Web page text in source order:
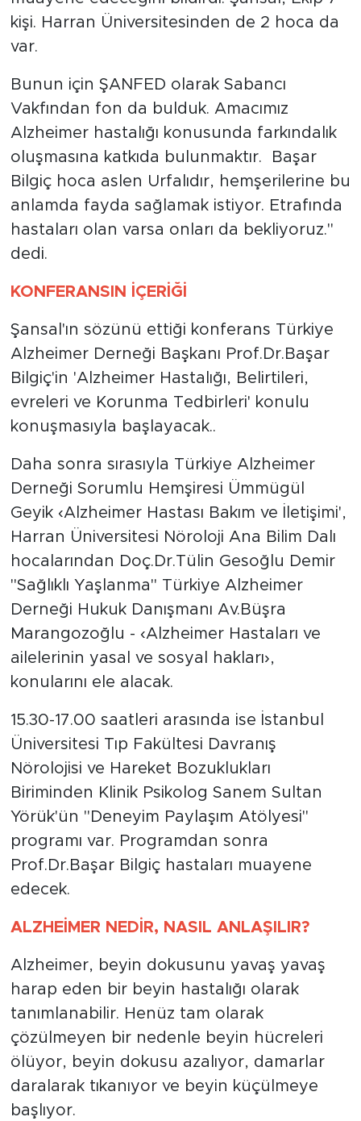
kişi. Harran Üniversitesinden de 2 hoca da
var.
Bunun için ŞANFED olarak Sabancı
Vakfından fon da bulduk. Amacımız
Alzheimer hastalığı konusunda farkındalık
oluşmasına katkıda bulunmaktır. Başar
Bilgiç hoca aslen Urfalıdır, hemşerilerine bu
anlamda fayda sağlamak istiyor. Etrafında
hastaları olan varsa onları da bekliyoruz.''
dedi.
KONFERANSIN İÇERİĞİ
Şansal'ın sözünü ettiği konferans Türkiye
Alzheimer Derneği Başkanı Prof.Dr.Başar
Bilgiç'in 'Alzheimer Hastalığı, Belirtileri,
evreleri ve Korunma Tedbirleri' konulu
konuşmasıyla başlayacak..
Daha sonra sırasıyla Türkiye Alzheimer
Derneği Sorumlu Hemşiresi Ümmügül
Geyik ‹Alzheimer Hastası Bakım ve İletişimi',
Harran Üniversitesi Nöroloji Ana Bilim Dalı
hocalarından Doç.Dr.Tülin Gesoğlu Demir
"Sağlıklı Yaşlanma" Türkiye Alzheimer
Derneği Hukuk Danışmanı Av.Büşra
Marangozoğlu - ‹Alzheimer Hastaları ve
ailelerinin yasal ve sosyal hakları›,
konularını ele alacak.
15.30-17.00 saatleri arasında ise İstanbul
Üniversitesi Tıp Fakültesi Davranış
Nörolojisi ve Hareket Bozuklukları
Biriminden Klinik Psikolog Sanem Sultan
Yörük'ün "Deneyim Paylaşım Atölyesi"
programı var. Programdan sonra
Prof.Dr.Başar Bilgiç hastaları muayene
edecek.
ALZHEİMER NEDİR, NASIL ANLAŞILIR?
Alzheimer, beyin dokusunu yavaş yavaş
harap eden bir beyin hastalığı olarak
tanımlanabilir. Henüz tam olarak
çözülmeyen bir nedenle beyin hücreleri
ölüyor, beyin dokusu azalıyor, damarlar
daralarak tıkanıyor ve beyin küçülmeye
başlıyor.